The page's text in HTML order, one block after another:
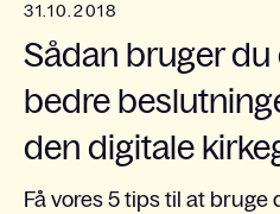
31.10.2018
Sådan bruger
bedre
den digitale
Få vores 5 tips til at